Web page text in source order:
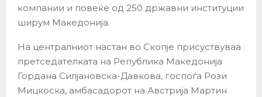
компании и повеќе од 250 државни институции
ширум Македонија.
На централниот настан во Скопје присуствуваа
претседателката на Република Македонија
Гордана Силјановска-Давкова, госпоѓа Рози
Мицкоска, амбасадорот на Австрија Мартин